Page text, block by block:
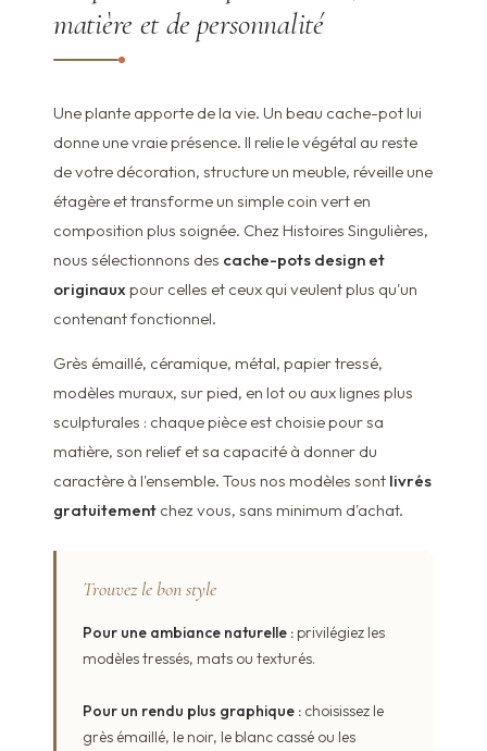
matière et de personnalité
Une plante apporte de la vie. Un beau cache-pot lui
donne une vraie présence. Il relie le végétal au reste
de votre décoration, structure un meuble, réveille une
étagère et transforme un simple coin vert en
composition plus soignée. Chez Histoires Singulières,
nous sélectionnons des cache-pots design et
originaux pour celles et ceux qui veulent plus qu'un
contenant fonctionnel.
Grès émaillé, céramique, métal, papier tressé,
modèles muraux, sur pied, en lot ou aux lignes plus
sculpturales : chaque pièce est choisie pour sa
matière, son relief et sa capacité à donner du
caractère à l'ensemble. Tous nos modèles sont livrés
gratuitement chez vous, sans minimum d'achat.
Trouvez le bon style
Pour une ambiance naturelle :privilégiez les
modèles tressés, mats ou texturés.
Pour un rendu plus graphique : choisissez le
grès émaillé, le noir, le blanc cassé ou les